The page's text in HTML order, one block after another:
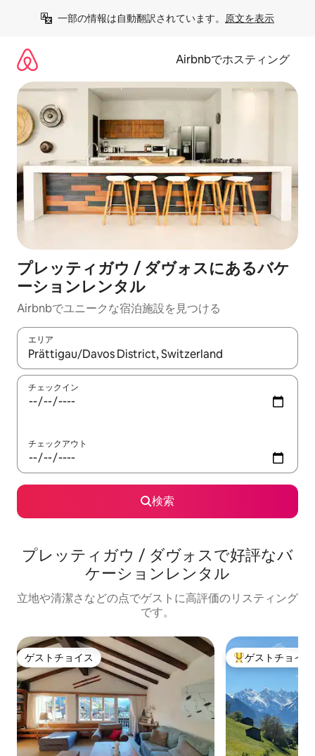
一部の情報は自動翻訳されています。 原文を表示
Airbnbでホスティング
プレッティガウ / ダヴォスにあるバケ
ーションレンタル
Airbnbでユニークな宿泊施設を見つける
エリア
検索結果が表示されたら、上下の矢印キーを使って移動するか
チェックイン
チェックアウト
検索
プレッティガウ / ダヴォスで好評なバ
ケーションレンタル
立地や清潔さなどの点でゲストに高評価のリスティング
です。
ゲストチョイス
ゲストチョイス 大好評のゲスト
ゲストチョイス